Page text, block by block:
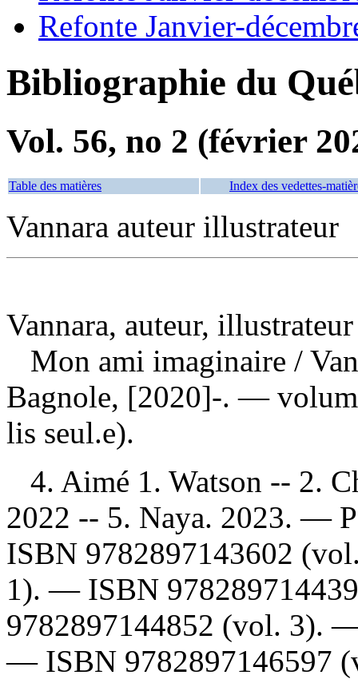
Refonte Janvier-
Bibliographie du
Vol. 56, no 2 (février
Table des matières Index des vedettes-
Vannara auteur illustrateur
Vannara, auteur, illustrateur
Mon ami imaginaire /
Bagnole, [2020]-. —
lis seul.e).
4. Aimé 1. Watson -- 2.
2022 -- 5. Naya. 2023. —
ISBN 9782897143602
1). — ISBN
9782897144852 (vol. 3).
— ISBN 9782897146597